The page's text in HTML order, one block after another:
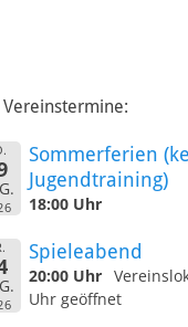
Sommerferien
Jugendtraining)
18:00 Uhr
Spieleabend
20:00 Uhr
Uhr geöffnet